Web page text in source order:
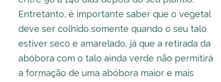
Entretanto, é importante saber que o vegetal
deve ser colhido somente quando o seu talo
estiver seco e amarelado, já que a retirada da
abóbora com o talo ainda verde não permitirá
a formação de uma abóbora maior e mais